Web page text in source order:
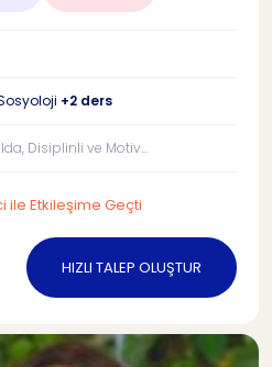
+2 ders
Disiplinli ve Motiv...
ile Etkileşime Geçti
HIZLI TALEP OLUŞTUR